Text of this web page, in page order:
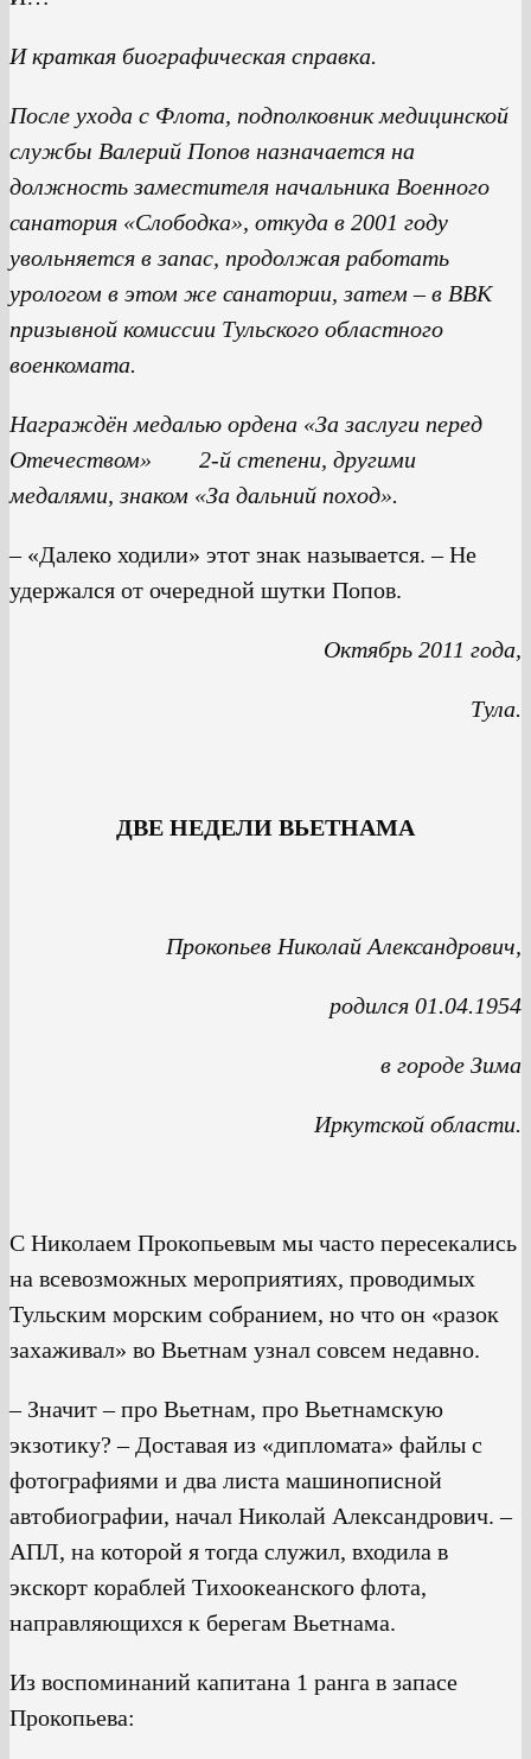
И краткая биографическая справка.
После ухода с Флота, подполковник медицинской
службы Валерий Попов назначается на
должность заместителя начальника Военного
санатория «Слободка», откуда в 2001 году
увольняется в запас, продолжая работать
урологом в этом же санатории, затем – в ВВК
призывной комиссии Тульского областного
военкомата.
Награждён медалью ордена «За заслуги перед
Отечеством» 2-й степени, другими
медалями, знаком «За дальний поход».
– «Далеко ходили» этот знак называется. – Не
удержался от очередной шутки Попов.
Октябрь 2011 года,
Тула.
ДВЕ НЕДЕЛИ ВЬЕТНАМА
Прокопьев Николай Александрович,
родился 01.04.1954
в городе Зима
Иркутской области.
С Николаем Прокопьевым мы часто пересекались
на всевозможных мероприятиях, проводимых
Тульским морским собранием, но что он «разок
захаживал» во Вьетнам узнал совсем недавно.
– Значит – про Вьетнам, про Вьетнамскую
экзотику? – Доставая из «дипломата» файлы с
фотографиями и два листа машинописной
автобиографии, начал Николай Александрович. –
АПЛ, на которой я тогда служил, входила в
экскорт кораблей Тихоокеанского флота,
направляющихся к берегам Вьетнама.
Из воспоминаний капитана 1 ранга в запасе
Прокопьева: